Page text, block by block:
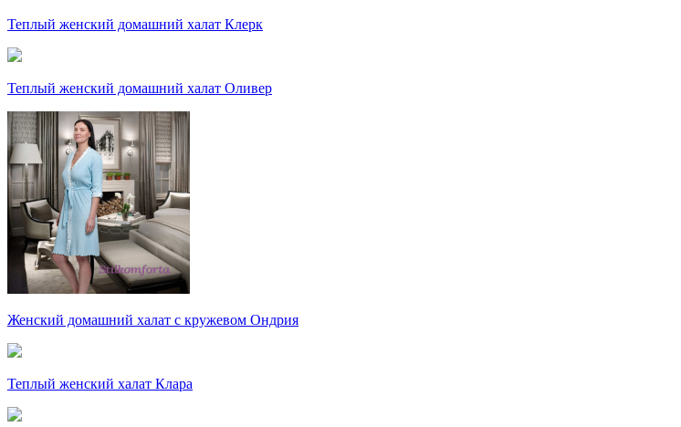
Теплый женский домашний халат Клерк
Теплый женский домашний халат Оливер
Женский домашний халат с кружевом Ондрия
Теплый женский халат Клара